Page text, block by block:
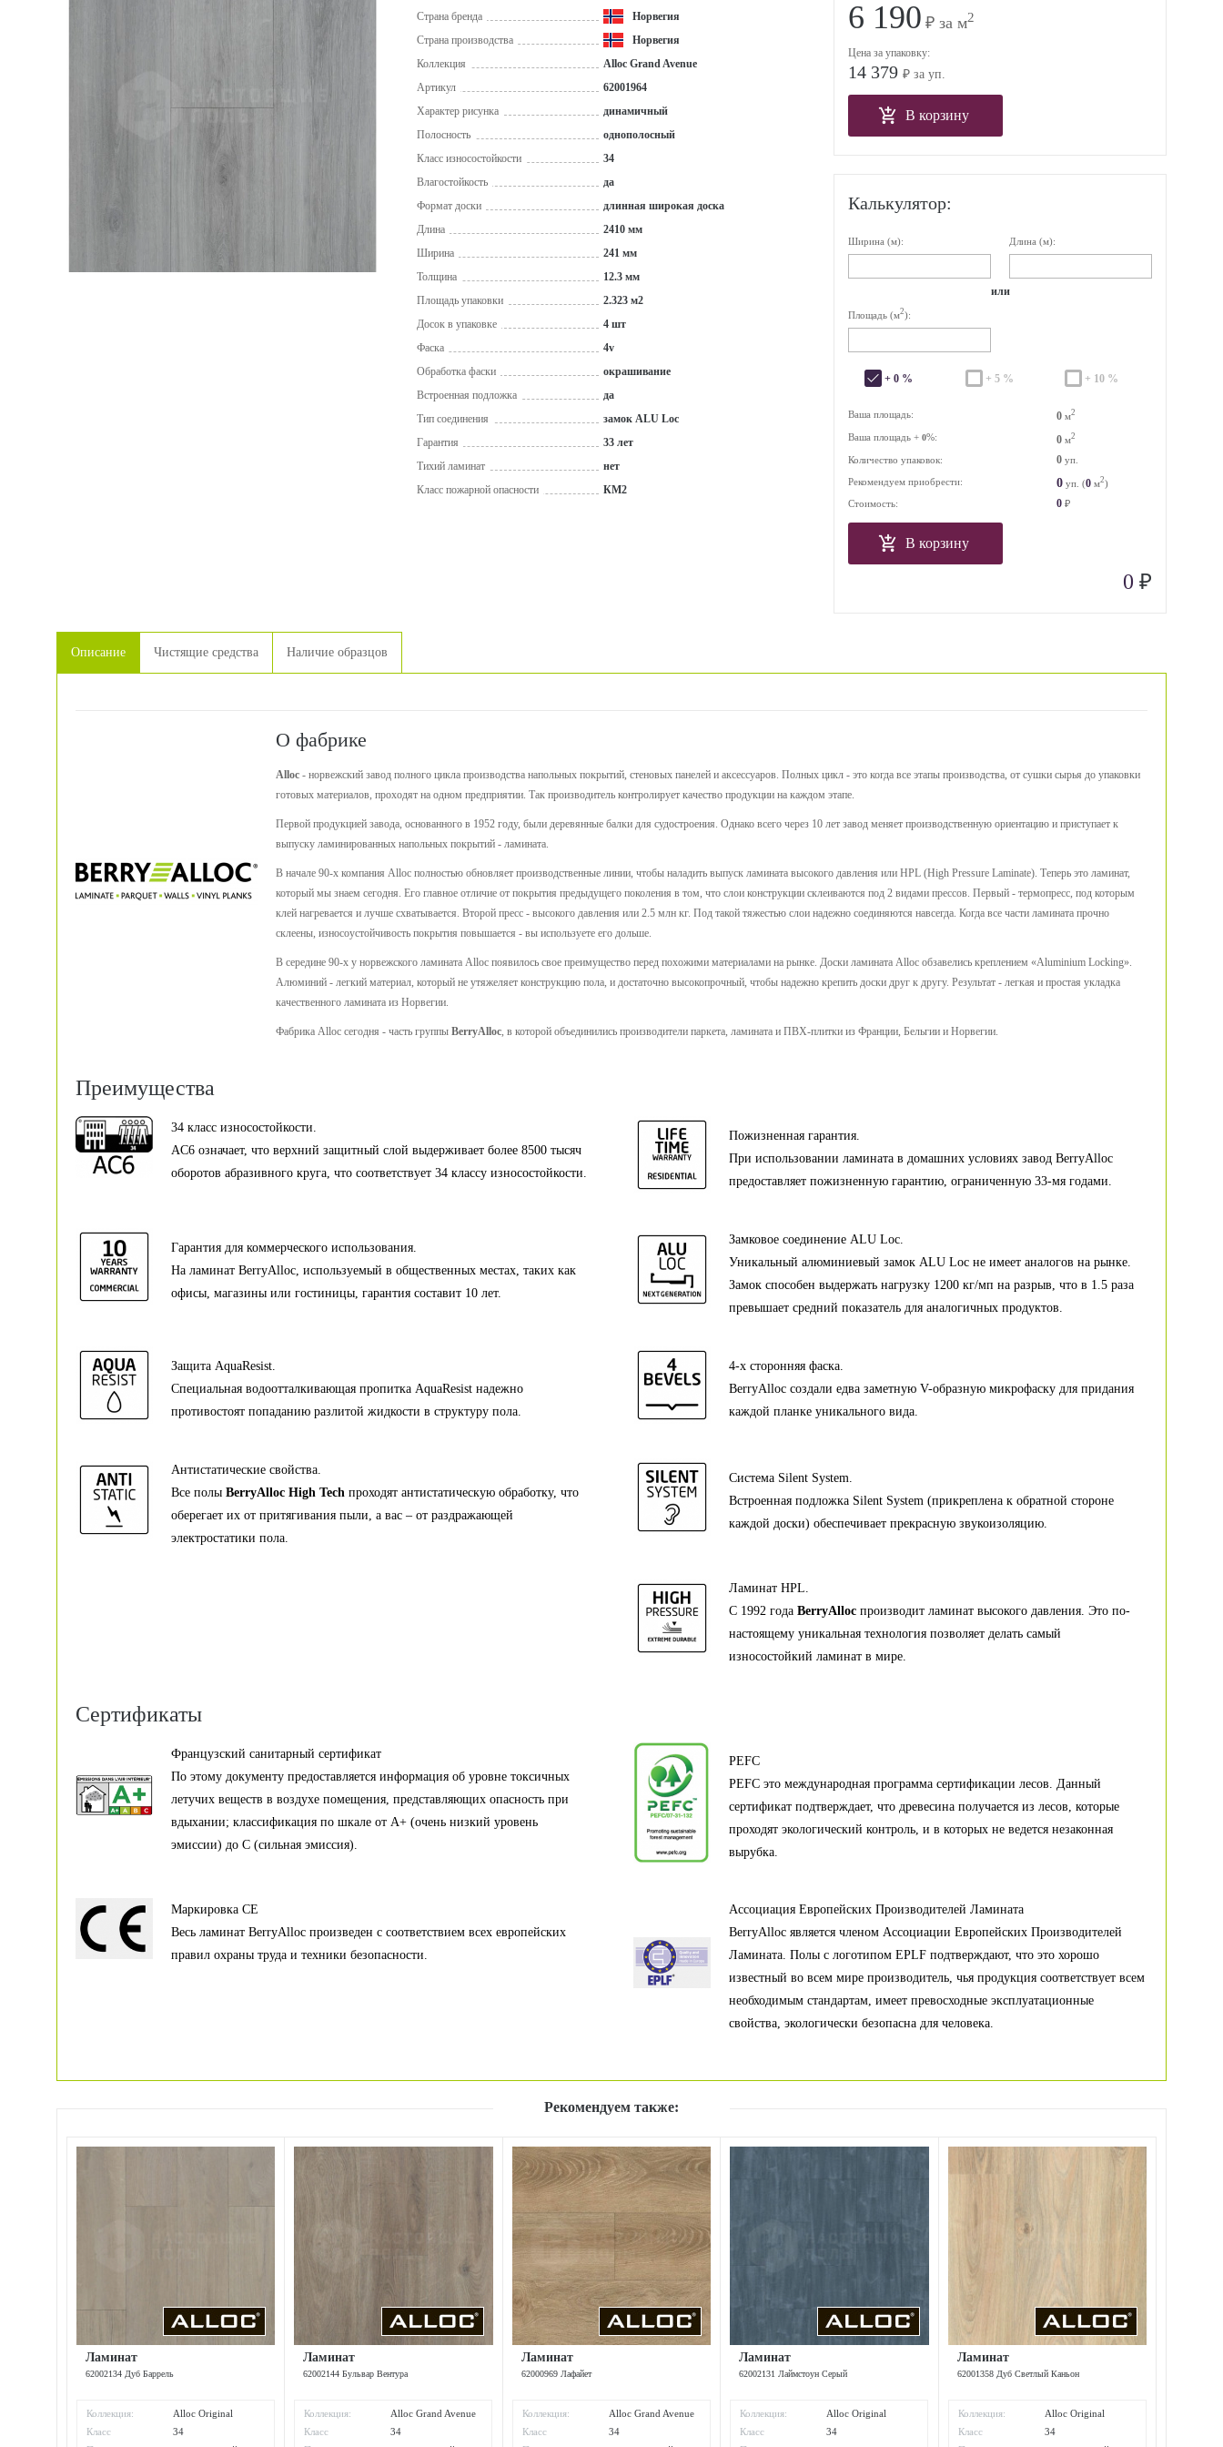
Страна бренда
Норвегия
Страна производства
Норвегия
Коллекция
Alloc Grand Avenue
Артикул
62001964
Характер рисунка
динамичный
Полосность
однополосный
Класс износостойкости
34
Влагостойкость
да
Формат доски
длинная широкая доска
Длина
2410 мм
Ширина
241 мм
Толщина
12.3 мм
Площадь упаковки
2.323 м2
Досок в упаковке
4 шт
Фаска
4v
Обработка фаски
окрашивание
Встроенная подложка
да
Тип соединения
замок ALU Loc
Гарантия
33 лет
Тихий ламинат
нет
Класс пожарной опасности
КМ2
6 190 ₽ за м2
Цена за упаковку:
14 379 ₽ за уп.
В корзину
Калькулятор:
Ширина (м): Длина (м):
или
Площадь (м2):
+ 0 % + 5 % + 10 %
Ваша площадь: 0 м2
Ваша площадь + 0%: 0 м2
Количество упаковок: 0 уп.
Рекомендуем приобрести:
0 уп. (0 м2)
Стоимость:
0 ₽
В корзину
0 ₽
Описание Чистящие средства Наличие образцов
О фабрике
Alloc - норвежский завод полного цикла производства напольных покрытий, стеновых панелей и аксессуаров. Полных цикл - это когда все этапы производства, от сушки сырья до упаковки
готовых материалов, проходят на одном предприятии. Так производитель контролирует качество продукции на каждом этапе.
Первой продукцией завода, основанного в 1952 году, были деревянные балки для судостроения. Однако всего через 10 лет завод меняет производственную ориентацию и приступает к
выпуску ламинированных напольных покрытий - ламината.
В начале 90-х компания Alloc полностью обновляет производственные линии, чтобы наладить выпуск ламината высокого давления или HPL (High Pressure Laminate). Теперь это ламинат,
который мы знаем сегодня. Его главное отличие от покрытия предыдущего поколения в том, что слои конструкции склеиваются под 2 видами прессов. Первый - термопресс, под которым
клей нагревается и лучше схватывается. Второй пресс - высокого давления или 2.5 млн кг. Под такой тяжестью слои надежно соединяются навсегда. Когда все части ламината прочно
склеены, износоустойчивость покрытия повышается - вы используете его дольше.
В середине 90-х у норвежского ламината Alloc появилось свое преимущество перед похожими материалами на рынке. Доски ламината Alloc обзавелись креплением «Aluminium Locking».
Алюминий - легкий материал, который не утяжеляет конструкцию пола, и достаточно высокопрочный, чтобы надежно крепить доски друг к другу. Результат - легкая и простая укладка
качественного ламината из Норвегии.
Фабрика Alloc сегодня - часть группы BerryAlloc, в которой объединились производители паркета, ламината и ПВХ-плитки из Франции, Бельгии и Норвегии.
Преимущества
Пожизненная гарантия.
При использовании ламината в домашних условиях завод BerryAlloc
предоставляет пожизненную гарантию, ограниченную 33-мя годами.
34 класс износостойкости.
AC6 означает, что верхний защитный слой выдерживает более 8500 тысяч
оборотов абразивного круга, что соответствует 34 классу износостойкости.
Гарантия для коммерческого использования.
На ламинат BerryAlloc, используемый в общественных местах, таких как
офисы, магазины или гостиницы, гарантия составит 10 лет.
Замковое соединение ALU Loc.
Уникальный алюминиевый замок ALU Loc не имеет аналогов на рынке.
Замок способен выдержать нагрузку 1200 кг/мп на разрыв, что в 1.5 раза
превышает средний показатель для аналогичных продуктов.
4-х сторонняя фаска.
BerryAlloc создали едва заметную V-образную микрофаску для придания
каждой планке уникального вида.
Защита AquaResist.
Специальная водоотталкивающая пропитка AquaResist надежно
противостоят попаданию разлитой жидкости в структуру пола.
Антистатические свойства.
Все полы BerryAlloc High Tech проходят антистатическую обработку, что
оберегает их от притягивания пыли, а вас – от раздражающей
электростатики пола.
Система Silent System.
Встроенная подложка Silent System (прикреплена к обратной стороне
каждой доски) обеспечивает прекрасную звукоизоляцию.
Ламинат HPL.
С 1992 года BerryAlloc производит ламинат высокого давления. Это по-
настоящему уникальная технология позволяет делать самый
износостойкий ламинат в мире.
Сертификаты
Французский санитарный сертификат
По этому документу предоставляется информация об уровне токсичных
летучих веществ в воздухе помещения, представляющих опасность при
вдыхании; классификация по шкале от А+ (очень низкий уровень
эмиссии) до С (сильная эмиссия).
PEFC
PEFC это международная программа сертификации лесов. Данный
сертификат подтверждает, что древесина получается из лесов, которые
проходят экологический контроль, и в которых не ведется незаконная
вырубка.
Ассоциация Европейских Производителей Ламината
BerryAlloc является членом Ассоциации Европейских Производителей
Ламината. Полы с логотипом EPLF подтверждают, что это хорошо
известный во всем мире производитель, чья продукция соответствует всем
необходимым стандартам, имеет превосходные эксплуатационные
свойства, экологически безопасна для человека.
Маркировка CE
Весь ламинат BerryAlloc произведен с соответствием всех европейских
правил охраны труда и техники безопасности.
Рекомендуем также:
Ламинат
62002134 Дуб Баррель
Коллекция:
Alloc Original
Класс
34
Ламинат
62002144 Бульвар Вентура
Коллекция:
Alloc Grand Avenue
Класс
34
Ламинат
62000969 Лафайет
Коллекция:
Alloc Grand Avenue
Класс
34
Ламинат
62002131 Лаймстоун Серый
Коллекция:
Alloc Original
Класс
34
Ламинат
62001358 Дуб Светлый Каньон
Коллекция:
Alloc Original
Класс
34